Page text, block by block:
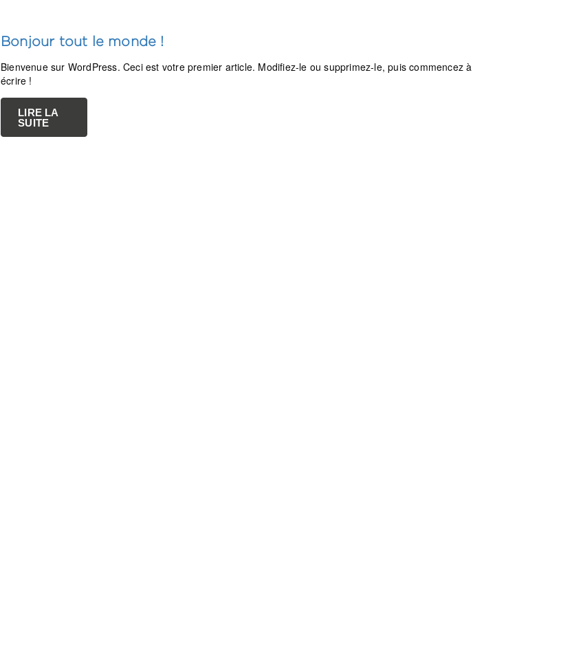
Bonjour tout le monde !
Bienvenue sur WordPress. Ceci est votre premier article. Modifiez-le ou supprimez-le, puis commencez à
écrire !
LIRE LA
SUITE